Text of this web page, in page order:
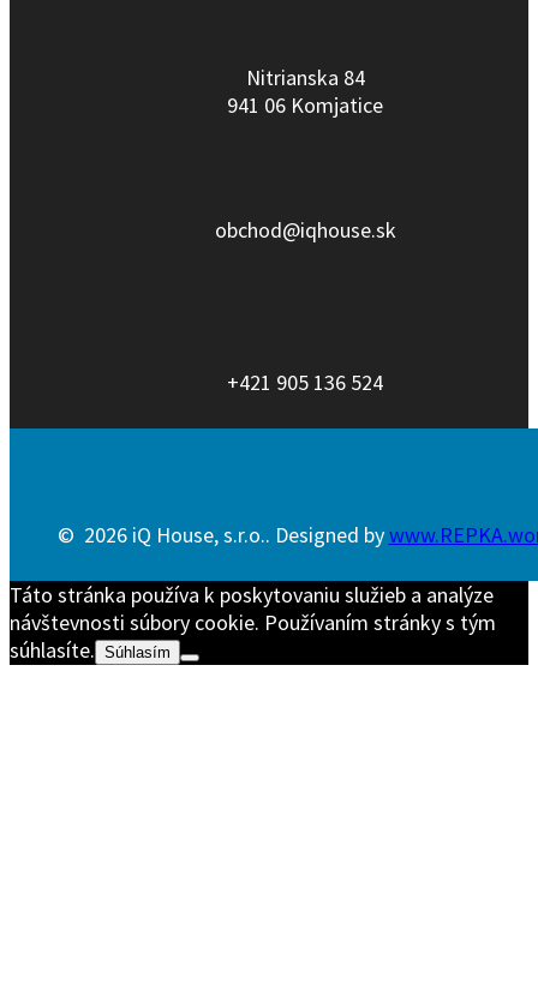
Nitrianska 84
941 06 Komjatice
obchod@iqhouse.sk
+421 905 136 524
© 2026 iQ House, s.r.o.. Designed by
Táto stránka používa k poskytovaniu služieb a analýze
návštevnosti súbory cookie. Používaním stránky s tým
súhlasíte. Súhlasím